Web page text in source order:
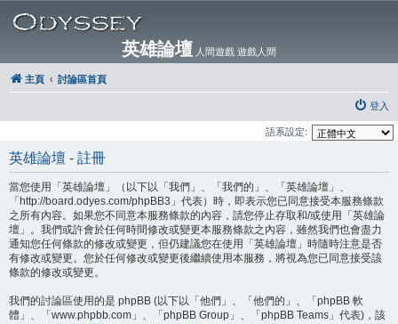
英雄論壇 人間遊戲 遊戲人間
主頁 討論區首頁
登入
語系設定:
英雄論壇 - 註冊
當您使用「英雄論壇」（以下以「我們」、「我們的」、「英雄論壇」、
「http://board.odyes.com/phpBB3」代表）時，即表示您已同意接受本服務條款
之所有內容。如果您不同意本服務條款的內容，請您停止存取和/或使用「英雄論
壇」。我們或許會於任何時間修改或變更本服務條款之內容，雖然我們也會盡力
通知您任何條款的修改或變更，但仍建議您在使用「英雄論壇」時隨時注意是否
有修改或變更。您於任何修改或變更後繼續使用本服務，將視為您已同意接受該
條款的修改或變更。
我們的討論區使用的是 phpBB (以下以「他們」、「他們的」、「phpBB 軟
體」、「www.phpbb.com」、「phpBB Group」、「phpBB Teams」代表)，該